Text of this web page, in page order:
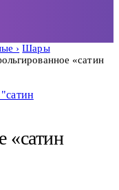
Шары
«сатин
«сатин